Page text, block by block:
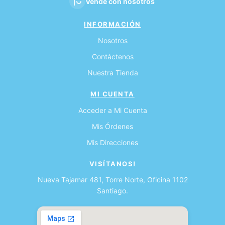
INFORMACIÓN
Nosotros
Contáctenos
Nuestra Tienda
MI CUENTA
Acceder a Mi Cuenta
Mis Órdenes
Mis Direcciones
VISÍTANOS!
Nueva Tajamar 481, Torre Norte, Oficina 1102
Santiago.